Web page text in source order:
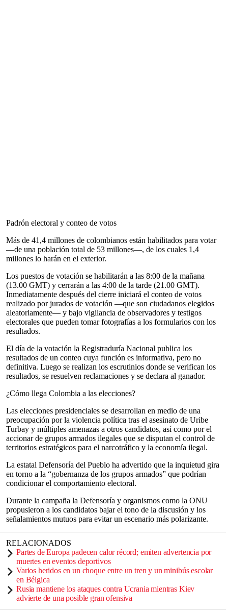
Padrón electoral y conteo de votos
Más de 41,4 millones de colombianos están habilitados para votar
—de una población total de 53 millones—, de los cuales 1,4
millones lo harán en el exterior.
Los puestos de votación se habilitarán a las 8:00 de la mañana
(13.00 GMT) y cerrarán a las 4:00 de la tarde (21.00 GMT).
Inmediatamente después del cierre iniciará el conteo de votos
realizado por jurados de votación —que son ciudadanos elegidos
aleatoriamente— y bajo vigilancia de observadores y testigos
electorales que pueden tomar fotografías a los formularios con los
resultados.
El día de la votación la Registraduría Nacional publica los
resultados de un conteo cuya función es informativa, pero no
definitiva. Luego se realizan los escrutinios donde se verifican los
resultados, se resuelven reclamaciones y se declara al ganador.
¿Cómo llega Colombia a las elecciones?
Las elecciones presidenciales se desarrollan en medio de una
preocupación por la violencia política tras el asesinato de Uribe
Turbay y múltiples amenazas a otros candidatos, así como por el
accionar de grupos armados ilegales que se disputan el control de
territorios estratégicos para el narcotráfico y la economía ilegal.
La estatal Defensoría del Pueblo ha advertido que la inquietud gira
en torno a la “gobernanza de los grupos armados” que podrían
condicionar el comportamiento electoral.
Durante la campaña la Defensoría y organismos como la ONU
propusieron a los candidatos bajar el tono de la discusión y los
señalamientos mutuos para evitar un escenario más polarizante.
RELACIONADOS
Partes de Europa padecen calor récord; emiten advertencia por
muertes en eventos deportivos
Varios heridos en un choque entre un tren y un minibús escolar
en Bélgica
Rusia mantiene los ataques contra Ucrania mientras Kiev
advierte de una posible gran ofensiva